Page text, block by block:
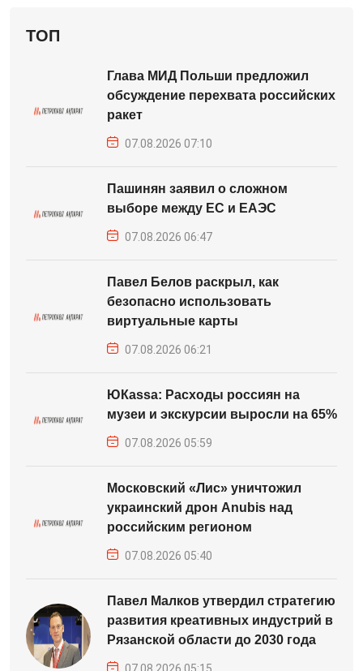
ТОП
Глава МИД Польши предложил
обсуждение перехвата российских
ракет
07.08.2026 07:10
Пашинян заявил о сложном
выборе между ЕС и ЕАЭС
07.08.2026 06:47
Павел Белов раскрыл, как
безопасно использовать
виртуальные карты
07.08.2026 06:21
ЮКаssa: Расходы россиян на
музеи и экскурсии выросли на 65%
07.08.2026 05:59
Московский «Лис» уничтожил
украинский дрон Anubis над
российским регионом
07.08.2026 05:40
Павел Малков утвердил стратегию
развития креативных индустрий в
Рязанской области до 2030 года